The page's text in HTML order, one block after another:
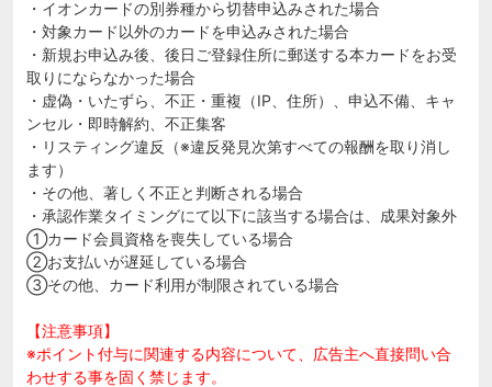
・イオンカードの別券種から切替申込みされた場合
・対象カード以外のカードを申込みされた場合
・新規お申込み後、後日ご登録住所に郵送する本カードをお受
取りにならなかった場合
・虚偽・いたずら、不正・重複（IP、住所）、申込不備、キャ
ンセル・即時解約、不正集客
・リスティング違反（※違反発見次第すべての報酬を取り消し
ます）
・その他、著しく不正と判断される場合
・承認作業タイミングにて以下に該当する場合は、成果対象外
①カード会員資格を喪失している場合
②お支払いが遅延している場合
③その他、カード利用が制限されている場合
【注意事項】
※ポイント付与に関連する内容について、広告主へ直接問い合
わせする事を固く禁じます。